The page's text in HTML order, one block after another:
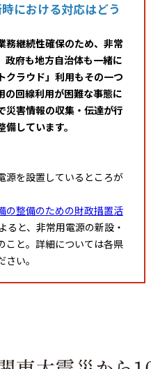
における対応はどう
務継続性確保のため、非常
政府も地方自治体も一緒に
クラウド」利用もその一つ
の回線利用が困難な事態に
災害情報の収集・伝達が行
しています。
源を設置しているところが
の整備のための財政措置活
ると、非常用電源の新設・
こと。詳細については各県
い。